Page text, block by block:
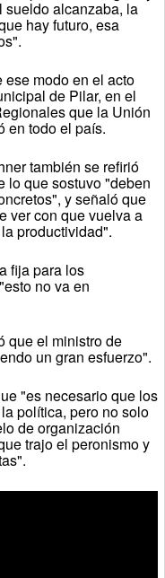
sueldo alcanzaba, la
hay futuro, esa
modo en el acto
de Pilar, en el
que la Unión
en todo el país.
también se refirió
lo que sostuvo "deben
y señaló que
ver con que vuelva a
productividad".
fija para los
no va en
que el ministro de
un gran esfuerzo".
"es necesario que los
política, pero no solo
de organización
trajo el peronismo y